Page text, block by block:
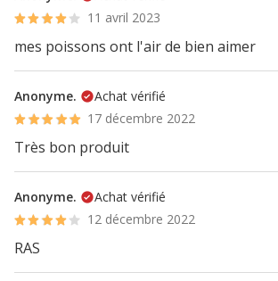
11 avril 2023
mes poissons ont l'air de bien aimer
Anonyme.
Achat vérifié
17 décembre 2022
Très bon produit
Anonyme.
Achat vérifié
12 décembre 2022
RAS